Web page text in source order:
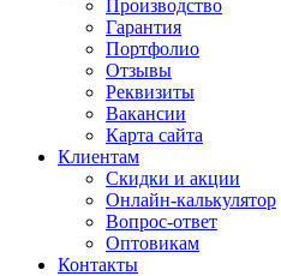
Производство
Гарантия
Портфолио
Отзывы
Реквизиты
Вакансии
Карта сайта
Клиентам
Скидки и акции
Онлайн-калькулятор
Вопрос-ответ
Оптовикам
Контакты